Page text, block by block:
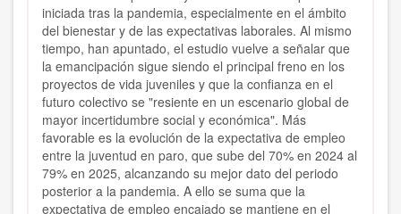
iniciada tras la pandemia, especialmente en el ámbito
del bienestar y de las expectativas laborales. Al mismo
tiempo, han apuntado, el estudio vuelve a señalar que
la emancipación sigue siendo el principal freno en los
proyectos de vida juveniles y que la confianza en el
futuro colectivo se "resiente en un escenario global de
mayor incertidumbre social y económica". Más
favorable es la evolución de la expectativa de empleo
entre la juventud en paro, que sube del 70% en 2024 al
79% en 2025, alcanzando su mejor dato del periodo
posterior a la pandemia. A ello se suma que la
expectativa de empleo encajado se mantiene en el